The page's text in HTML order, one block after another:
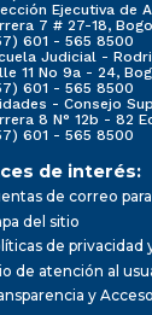
Ejecutiva de
7 # 27-18,
601 - 565 8500
Judicial -
11 No 9a - 24,
601 - 565 8500
- Consejo
8 N° 12b - 82
601 - 565 8500
de interés:
de correo
del sitio
de privacidad
de atención al
y